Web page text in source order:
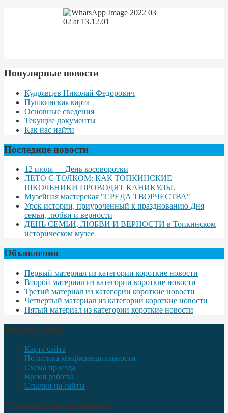
Популярные новости
Кудрявцев Николай Федорович
Пушкинская карта
Основные сведения
Текущие документы
Как нас найти
Последние новости
12 июля — День косоворотки
ЛЕТО С ТОЛКОМ: КАК ТОПКИНСКИЕ
ШКОЛЬНИКИ ПРОВОДЯТ КАНИКУЛЫ.
Музейная мастерская "СРЕДА ТВОРЧЕСТВА"
Урок истории, приуроченный к празднованию Дня
семьи, любви и верности
ДЕНЬ СЕМЬИ, ЛЮБВИ И ВЕРНОСТИ в Топкинском
историческом музее
Объявления
Первый материал из категории короткие новости
Второй материал из категории короткие новости
Третий материал из категории короткие новости
Четвертый материал из категории короткие новости
Пятый материал из категории короткие новости
Нижнее меню
Карта сайта
Политика конфиденциальности
Схема проезда
Время работы
Ссылки на сайты
Условия использования